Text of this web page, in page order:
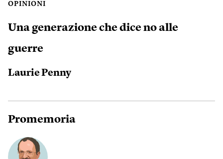
OPINIONI
Una generazione che dice no alle
guerre
Laurie Penny
Promemoria